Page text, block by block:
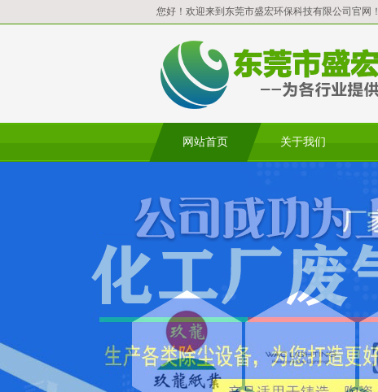
您好！欢迎来到东莞市盛宏环保科技有限公司官网！
网站首页 关于我们